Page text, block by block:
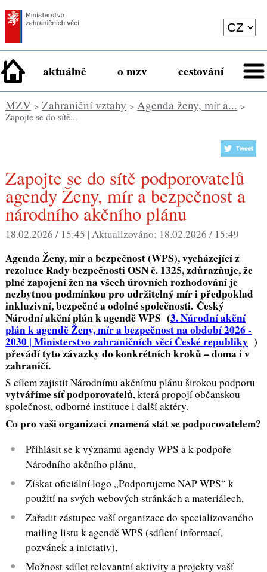
aktuálně o mzv cestování
MZV> Zahraniční vztahy > Agenda ženy, mír a... >
Zapojte se do sítě...
Zapojte se do sítě podporovatelů
agendy Ženy, mír a bezpečnost a
národního akčního plánu
18.02.2026 / 15:45 |Aktualizováno: 18.02.2026 / 15:49
Agenda Ženy, mír a bezpečnost (WPS), vycházející z
rezoluce Rady bezpečnosti OSN č. 1325, zdůrazňuje, že
plné zapojení žen na všech úrovních rozhodování je
nezbytnou podmínkou pro udržitelný mír i předpoklad
inkluzivní, bezpečné a odolné společnosti. Český
Národní akční plán k agendě WPS (3. Národní akční
plán k agendě Ženy, mír a bezpečnost na období 2026 -
2030 | Ministerstvo zahraničních věcí České republiky)
převádí tyto závazky do konkrétních kroků – doma i v
zahraničí.
S cílem zajistit Národnímu akčnímu plánu širokou podporu
vytvářímesíť podporovatelů, která propojí občanskou
společnost, odborné instituce i další aktéry.
Co pro vaši organizaci znamená stát se podporovatelem?
Přihlásit se k významu agendy WPS a k podpoře
Národního akčního plánu,
Získat oficiální logo „Podporujeme NAP WPS“ k
použití na svých webových stránkách a materiálech,
Zařadit zástupce vaší organizace do specializovaného
mailing listu k agendě WPS (sdílení informací,
pozvánek a iniciativ),
Možnost sdílet relevantní aktivity a projekty vaší